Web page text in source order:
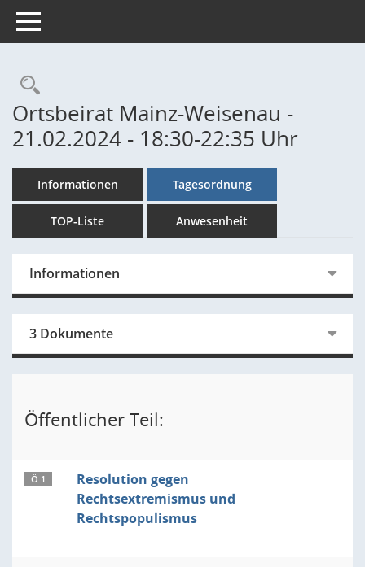
Toggle navigation
Rechercheauswahl
Ortsbeirat Mainz-Weisenau -
21.02.2024 - 18:30-22:35 Uhr
Informationen Tagesordnung
TOP-Liste Anwesenheit
Informationen
3 Dokumente
Öffentlicher Teil:
Ö 1
Resolution gegen
Rechtsextremismus und
Rechtspopulismus